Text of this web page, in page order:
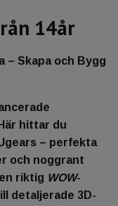
14år
– Skapa och Bygg
hittar du
– perfekta
och noggrant
riktig WOW-
detaljerade 3D-